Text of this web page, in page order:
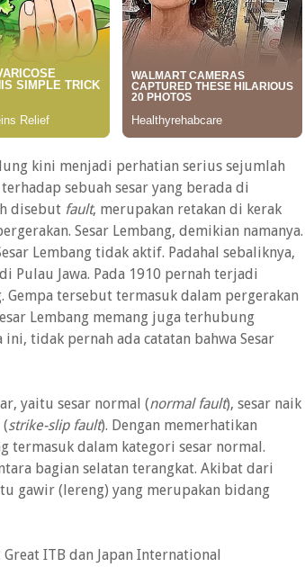
kini menjadi perhatian serius sejumlah
sebuah sesar yang berada di
disebut fault, merupakan retakan di kerak
Sesar Lembang, demikian namanya.
Lembang tidak aktif. Padahal sebaliknya,
Pulau Jawa. Pada 1910 pernah terjadi
tersebut termasuk dalam pergerakan
Lembang memang juga terhubung
tidak pernah ada catatan bahwa Sesar
yaitu sesar normal (normal fault), sesar naik
strike-slip fault). Dengan memerhatikan
termasuk dalam kategori sesar normal.
bagian selatan terangkat. Akibat dari
gawir (lereng) yang merupakan bidang
ITB dan Japan International